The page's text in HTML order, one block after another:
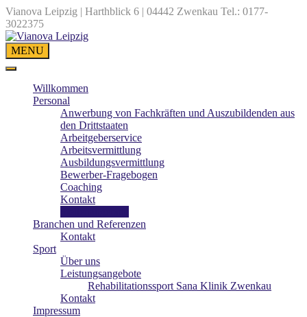
Vianova Leipzig | Harthblick 6 | 04442 Zwenkau Tel.: 0177-
3022375
MENU
Willkommen
Personal
Anwerbung von Fachkräften und Auszubildenden aus
den Drittstaaten
Arbeitgeberservice
Arbeitsvermittlung
Ausbildungsvermittlung
Bewerber-Fragebogen
Coaching
Kontakt
Branchen und Referenzen
Kontakt
Sport
Über uns
Leistungsangebote
Rehabilitationssport Sana Klinik Zwenkau
Kontakt
Impressum